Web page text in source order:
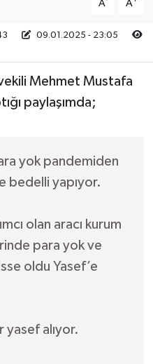
A A
09.01.2025 - 23:05
Mehmet Mustafa
paylaşımda;
yok pandemiden
bedelli yapıyor.
olan aracı kurum
para yok ve
oldu Yasef’e
yasef alıyor.